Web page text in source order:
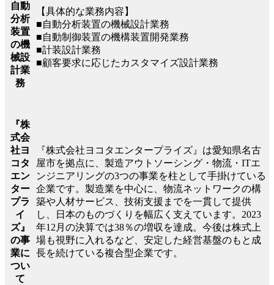
自動
分析
装置
の機
械設
計業
務
【具体的な業務内容】
■自動分析装置の機械設計業務
■自動制御装置の機構装置開発業務
■計装設計業務
■顧客要求に応じたカスタマイズ設計業務
『株
式会
社ヨ
コタ
エン
ター
プラ
イ
ズ』
の事
業に
つい
て
『株式会社ヨコタエンタープライズ』は愛知県名古
屋市を拠点に、製造アウトソーシング・物流・ITエ
ンジニアリングの3つの事業を柱として手掛けている
企業です。製造業を中心に、物流ネットワークの構
築や人材サービス、技術支援までを一貫して提供
し、日本のものづくりを幅広く支えています。2023
年12月の決算では38％の増収を達成。今後は株式上
場も視野に入れるなど、安定した経営基盤のもと成
長を続けている複合型企業です。